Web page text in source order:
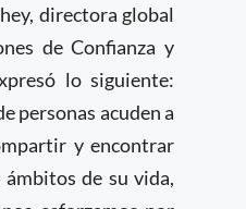
directora global
de Confianza y
lo siguiente:
personas acuden a
y encontrar
de su vida,